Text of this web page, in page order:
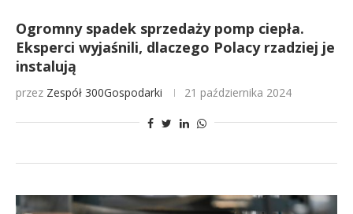
Ogromny spadek sprzedaży pomp ciepła.
Eksperci wyjaśnili, dlaczego Polacy rzadziej je
instalują
przez Zespół 300Gospodarki 21 października 2024